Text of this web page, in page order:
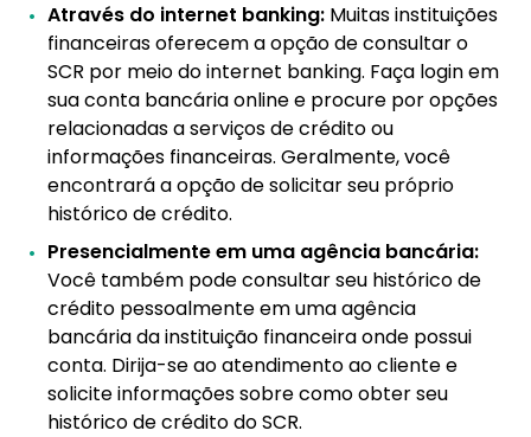
Através do internet banking: Muitas instituições
financeiras oferecem a opção de consultar o
SCR por meio do internet banking. Faça login em
sua conta bancária online e procure por opções
relacionadas a serviços de crédito ou
informações financeiras. Geralmente, você
encontrará a opção de solicitar seu próprio
histórico de crédito.
Presencialmente em uma agência bancária:
Você também pode consultar seu histórico de
crédito pessoalmente em uma agência
bancária da instituição financeira onde possui
conta. Dirija-se ao atendimento ao cliente e
solicite informações sobre como obter seu
histórico de crédito do SCR.